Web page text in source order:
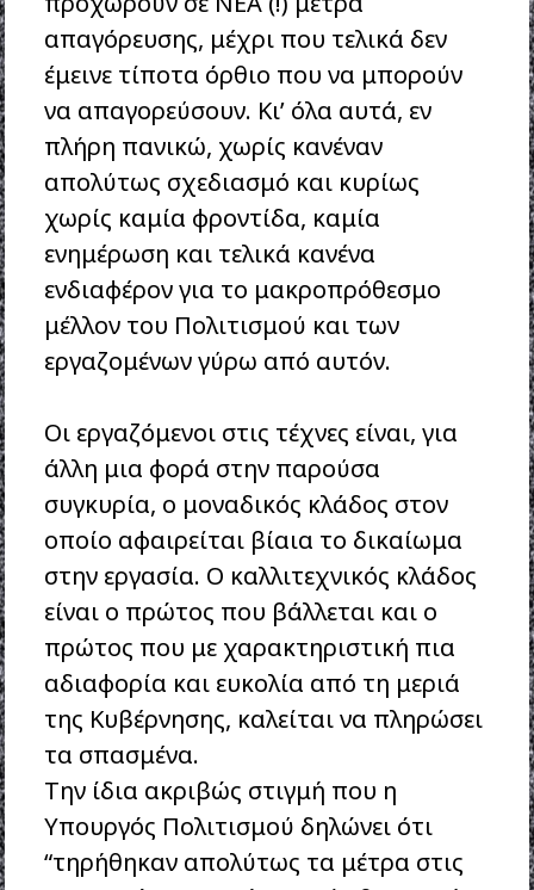
απαγόρευσης, μέχρι που τελικά δεν
έμεινε τίποτα όρθιο που να μπορούν
να απαγορεύσουν. Κι’ όλα αυτά, εν
πλήρη πανικώ, χωρίς κανέναν
απολύτως σχεδιασμό και κυρίως
χωρίς καμία φροντίδα, καμία
ενημέρωση και τελικά κανένα
ενδιαφέρον για το μακροπρόθεσμο
μέλλον του Πολιτισμού και των
εργαζομένων γύρω από αυτόν.
Οι εργαζόμενοι στις τέχνες είναι, για
άλλη μια φορά στην παρούσα
συγκυρία, ο μοναδικός κλάδος στον
οποίο αφαιρείται βίαια το δικαίωμα
στην εργασία. Ο καλλιτεχνικός κλάδος
είναι ο πρώτος που βάλλεται και ο
πρώτος που με χαρακτηριστική πια
αδιαφορία και ευκολία από τη μεριά
της Κυβέρνησης, καλείται να πληρώσει
τα σπασμένα.
Την ίδια ακριβώς στιγμή που η
Υπουργός Πολιτισμού δηλώνει ότι
“τηρήθηκαν απολύτως τα μέτρα στις